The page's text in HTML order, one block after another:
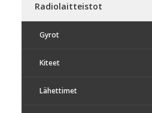
Radiolaitteistot
Gyrot
Kiteet
Lähettimet